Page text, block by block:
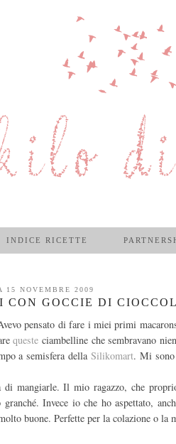
INDICE RICETTE
15 NOVEMBRE 2009
GOCCIE DI
pensato di fare i miei primi
queste ciambelline che sembravano
a semisfera dellaSilikomart. Mi sono
mangiarle. Il mio ragazzo, che
Invece io che ho aspettato,
buone. Perfette per la colazione o la